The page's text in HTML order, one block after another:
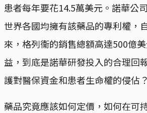
患者每年要花14.5萬美元。諾華公
世界各國均擁有該藥品的專利權，
來，格列衞的銷售總額高達500億
益，到底是諾華研發投入的合理回
護對醫保資金和患者生命權的侵佔？
藥品究竟應該如何定價，如何在可